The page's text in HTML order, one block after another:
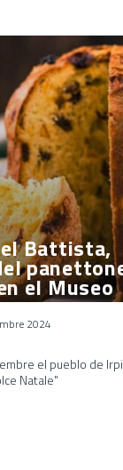
Battista,
el Museo
2024
el pueblo de
Natale"